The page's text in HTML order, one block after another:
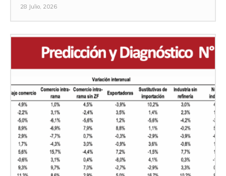
28 Julio, 2026